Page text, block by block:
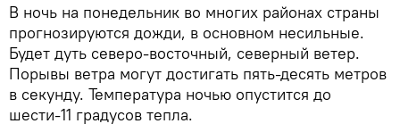
В ночь на понедельник во многих районах страны
прогнозируются дожди, в основном несильные.
Будет дуть северо-восточный, северный ветер.
Порывы ветра могут достигать пять-десять метров
в секунду. Температура ночью опустится до
шести-11 градусов тепла.